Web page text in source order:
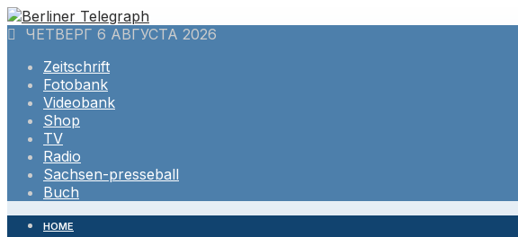
Skip
to ЧЕТВЕРГ 6 АВГУСТА 2026
Zeitschrift
Fotobank
Videobank
Shop
TV
Radio
Sachsen-presseball
Buch
HOME